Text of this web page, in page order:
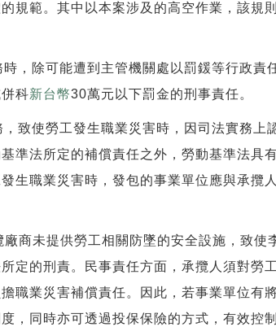
規範。其中以本案涉及的高空作業，該規
除可能遭到主管機關處以罰鍰等行政責
科新台幣30萬元以下罰金的刑事責任。
致使勞工發生職業災害時，因司法實務上
法所定的補償責任之外，勞動基準法具
生職業災害時，發包的事業單位應與承攬
未提供勞工相關防墜的安全設施，致使
定的刑責。民事責任方面，承攬人須對勞
職業災害補償責任。因此，若事業單位有
同時亦可透過投保保險的方式，有效控